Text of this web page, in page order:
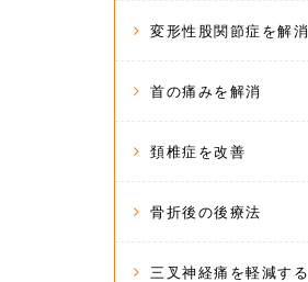
変形性股関節症を解消
首の痛みを解消
頚椎症を改善
骨折後の後療法
三叉神経痛を軽減する